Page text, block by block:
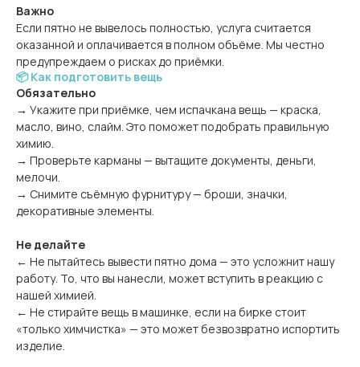
Важно
Если пятно не вывелось полностью, услуга считается
оказанной и оплачивается в полном объёме. Мы честно
предупреждаем о рисках до приёмки.
📦 Как подготовить вещь
Обязательно
→ Укажите при приёмке, чем испачкана вещь — краска,
масло, вино, слайм. Это поможет подобрать правильную
химию.
→ Проверьте карманы — вытащите документы, деньги,
мелочи.
→ Снимите съёмную фурнитуру — броши, значки,
декоративные элементы.
Не делайте
← Не пытайтесь вывести пятно дома — это усложнит нашу
работу. То, что вы нанесли, может вступить в реакцию с
нашей химией.
← Не стирайте вещь в машинке, если на бирке стоит
«только химчистка» — это может безвозвратно испортить
изделие.